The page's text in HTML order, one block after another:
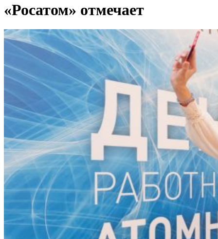
«Росатом» отмечает